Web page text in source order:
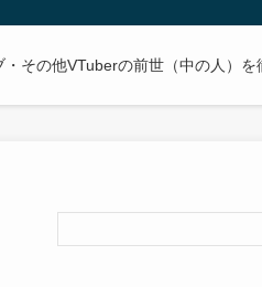
その他VTuberの前世（中の人）を